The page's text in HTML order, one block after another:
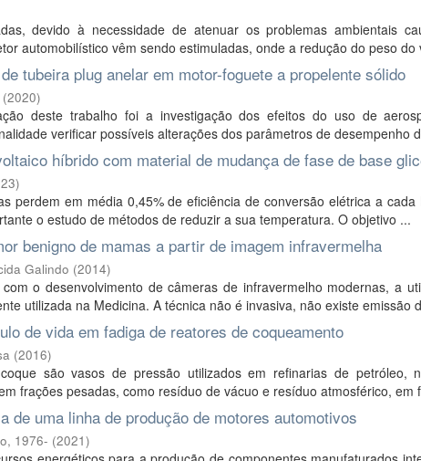
devido à necessidade de atenuar os problemas ambientais
automobilístico vêm sendo estimuladas, onde a redução do peso do
tubeira plug anelar em motor-foguete a propelente sólido
(2020)
deste trabalho foi a investigação dos efeitos do uso de
verificar possíveis alterações dos parâmetros de desempenho
híbrido com material de mudança de fase de base
)
perdem em média 0,45% de eficiência de conversão elétrica a
o estudo de métodos de reduzir a sua temperatura. O objetivo ...
benigno de mamas a partir de imagem infravermelha
Galindo (2014)
o desenvolvimento de câmeras de infravermelho modernas, a
utilizada na Medicina. A técnica não é invasiva, não existe emissão
de vida em fadiga de reatores de coqueamento
(2016)
são vasos de pressão utilizados em refinarias de petróleo,
frações pesadas, como resíduo de vácuo e resíduo atmosférico, em
de uma linha de produção de motores automotivos
1976- (2021)